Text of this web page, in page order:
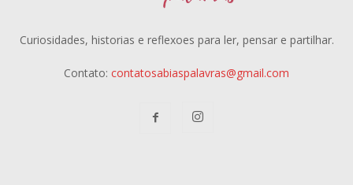
Curiosidades, historias e reflexoes para ler, pensar e partilhar.
Contato: contatosabiaspalavras@gmail.com